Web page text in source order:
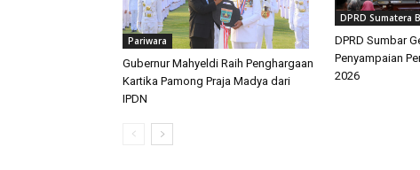
Pariwara
Gubernur Mahyeldi Raih Penghargaan
Kartika Pamong Praja Madya dari
IPDN
DPRD Sumatera
DPRD Sumbar
Penyampaian
2026